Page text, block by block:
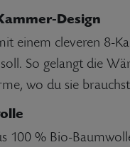
Design
einem cleveren 8-
So gelangt die
wo du sie
100 % Bio-